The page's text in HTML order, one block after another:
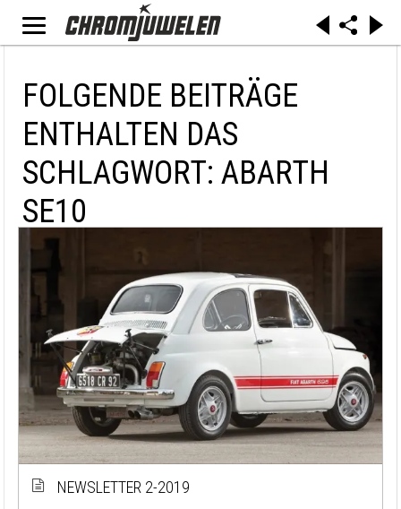
FOLGENDE BEITRÄGE
ENTHALTEN DAS
SCHLAGWORT: ABARTH
SE10
NEWSLETTER 2-2019